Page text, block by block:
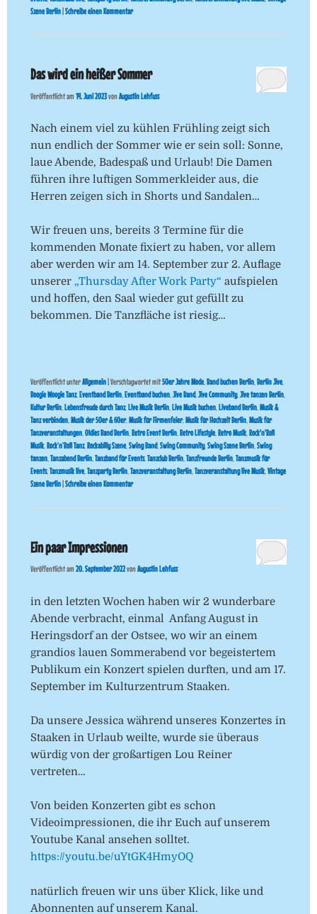
Szene Berlin|Schreibe einen Kommentar
Das wird ein heißer Sommer
Veröffentlicht am14. Juni 2023vonAugustin Lehfuss
Nach einem viel zu kühlen Frühling zeigt sich
nun endlich der Sommer wie er sein soll: Sonne,
laue Abende, Badespaß und Urlaub! Die Damen
führen ihre luftigen Sommerkleider aus, die
Herren zeigen sich in Shorts und Sandalen…
Wir freuen uns, bereits 3 Termine für die
kommenden Monate fixiert zu haben, vor allem
aber werden wir am 14. September zur 2. Auflage
unserer „Thursday After Work Party“ aufspielen
und hoffen, den Saal wieder gut gefüllt zu
bekommen. Die Tanzfläche ist riesig…
Veröffentlicht unterAllgemein Verschlagwortet mit50er Jahre Mode,Band buchen Berlin,Berlin Jive,
Boogie Woogie Tanz, Eventband Berlin, Eventband buchen,Jive Band,Jive Community,Jive tanzen Berlin,
Kultur Berlin, Lebensfreude durch Tanz, Live Musik Berlin, Live Musik buchen, Liveband Berlin,Musik &
Tanz verbinden,Musik der 50er & 60er,Musik für Firmenfeier,Musik für Hochzeit Berlin,Musik für
Tanzveranstaltungen,Oldies Band Berlin,Retro Event Berlin,Retro Lifestyle,Retro Musik,Rock'n'Roll
Musik,Rock’n’Roll Tanz,Rockabilly Szene,Swing Band,Swing Community,Swing Szene Berlin,Swing
tanzen,Tanzabend Berlin,Tanzband für Events,Tanzclub Berlin,Tanzfreunde Berlin,Tanzmusik für
Events,Tanzmusik live,Tanzparty Berlin,Tanzveranstaltung Berlin,Tanzveranstaltung live Musik,Vintage
Szene Berlin Schreibe einen Kommentar
Ein paar Impressionen
Veröffentlicht am20. September 2022vonAugustin Lehfuss
in den letzten Wochen haben wir 2 wunderbare
Abende verbracht, einmal Anfang August in
Heringsdorf an der Ostsee, wo wir an einem
grandios lauen Sommerabend vor begeistertem
Publikum ein Konzert spielen durften, und am 17.
September im Kulturzentrum Staaken.
Da unsere Jessica während unseres Konzertes in
Staaken in Urlaub weilte, wurde sie überaus
würdig von der großartigen Lou Reiner
vertreten…
Von beiden Konzerten gibt es schon
Videoimpressionen, die ihr Euch auf unserem
Youtube Kanal ansehen solltet.
https://youtu.be/uYtGK4HmyOQ
natürlich freuen wir uns über Klick, like und
Abonnenten auf unserem Kanal.